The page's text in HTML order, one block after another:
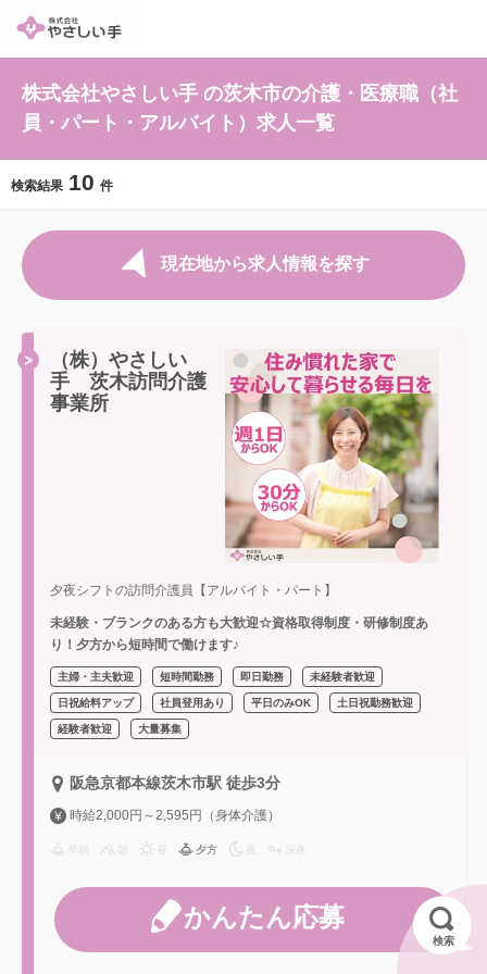
株式会社やさしい手 の茨木市の介護・医療職（社
員・パート・アルバイト）求人一覧
検索結果 10 件
現在地から求人情報を探す
（株）やさしい
手 茨木訪問介護
事業所
夕夜シフトの訪問介護員【アルバイト・パート】
未経験・ブランクのある方も大歓迎☆資格取得制度・研修制度あ
り！夕方から短時間で働けます♪
主婦・主夫歓迎 短時間勤務 即日勤務 未経験者歓迎
日祝給料アップ 社員登用あり 平日のみOK 土日祝勤務歓迎
経験者歓迎 大量募集
阪急京都本線茨木市駅 徒歩3分
時給2,000円～2,595円（身体介護）
夕方 夜 深夜
かんたん応募
検索